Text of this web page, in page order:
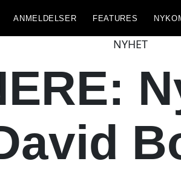
ANMELDELSER FEATURES
NYHET